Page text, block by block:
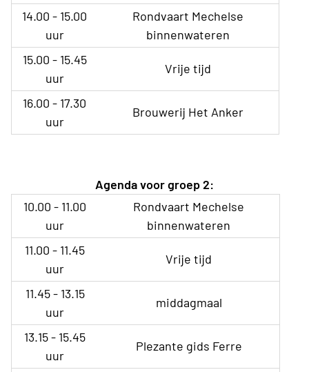
14.00 - 15.00
uur
Rondvaart Mechelse
binnenwateren
15.00 - 15.45
uur
Vrije tijd
16.00 - 17.30
uur
Brouwerij Het Anker
Agenda voor groep 2:
10.00 - 11.00
uur
Rondvaart Mechelse
binnenwateren
11.00 - 11.45
uur
Vrije tijd
11.45 - 13.15
uur
middagmaal
13.15 - 15.45
uur
Plezante gids Ferre